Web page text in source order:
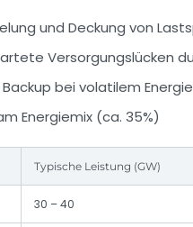
und Deckung von
Versorgungslücken
bei volatilem
Energiemix (ca. 35%)
Typische Leistung (GW)
30 – 40